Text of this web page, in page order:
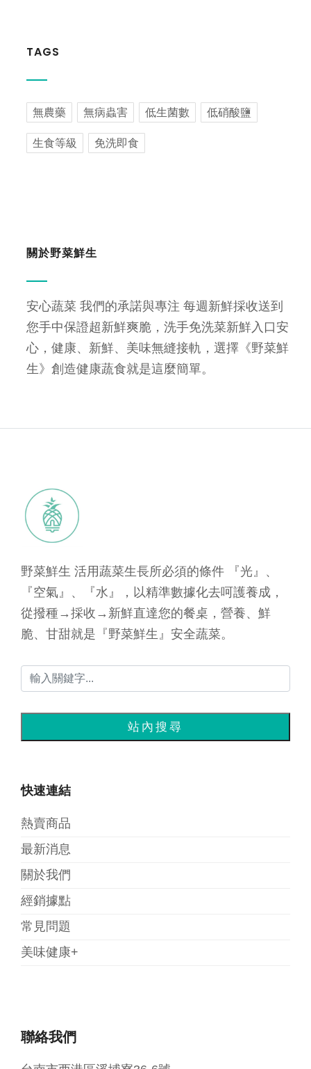
TAGS
無農藥 無病蟲害 低生菌數 低硝酸鹽
生食等級 免洗即食
關於野菜鮮生
安心蔬菜 我們的承諾與專注 每週新鮮採收送到
您手中保證超新鮮爽脆，洗手免洗菜新鮮入口安
心，健康、新鮮、美味無縫接軌，選擇《野菜鮮
生》創造健康蔬食就是這麼簡單。
野菜鮮生 活用蔬菜生長所必須的條件 『光』、
『空氣』、『水』，以精準數據化去呵護養成，
從撥種→採收→新鮮直達您的餐桌，營養、鮮
脆、甘甜就是『野菜鮮生』安全蔬菜。
快速連結
熱賣商品
最新消息
關於我們
經銷據點
常見問題
美味健康+
聯絡我們